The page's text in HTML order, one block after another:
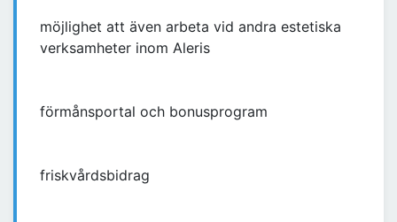
möjlighet att även arbeta vid andra estetiska
verksamheter inom Aleris
förmånsportal och bonusprogram
friskvårdsbidrag